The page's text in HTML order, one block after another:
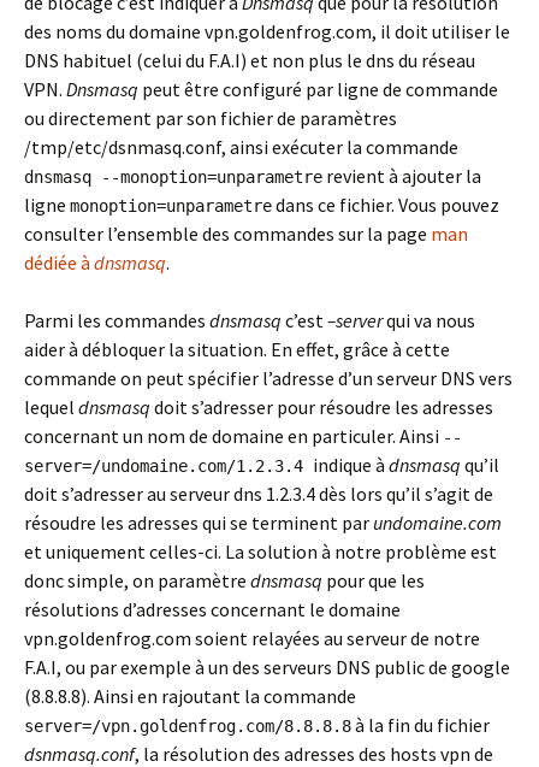
des noms du domaine vpn.goldenfrog.com, il doit utiliser le
DNS habituel (celui du F.A.I) et non plus le dns du réseau
VPN. Dnsmasq peut être configuré par ligne de commande
ou directement par son fichier de paramètres
/tmp/etc/dsnmasq.conf, ainsi exécuter la commande
dnsmasq --monoption=unparametre revient à ajouter la
ligne monoption=unparametredans ce fichier. Vous pouvez
consulter l’ensemble des commandes sur la page man
dédiée à dnsmasq.
Parmi les commandes dnsmasq c’est –serverqui va nous
aider à débloquer la situation. En effet, grâce à cette
commande on peut spécifier l’adresse d’un serveur DNS vers
lequel dnsmasq doit s’adresser pour résoudre les adresses
concernant un nom de domaine en particuler. Ainsi --
server=/undomaine.com/1.2.3.4 indique à dnsmasq qu’il
doit s’adresser au serveur dns 1.2.3.4 dès lors qu’il s’agit de
résoudre les adresses qui se terminent par undomaine.com
et uniquement celles-ci. La solution à notre problème est
donc simple, on paramètre dnsmasq pour que les
résolutions d’adresses concernant le domaine
vpn.goldenfrog.com soient relayées au serveur de notre
F.A.I, ou par exemple à un des serveurs DNS public de google
(8.8.8.8). Ainsi en rajoutant la commande
server=/vpn.goldenfrog.com/8.8.8.8à la fin du fichier
dsnmasq.conf, la résolution des adresses des hosts vpn de